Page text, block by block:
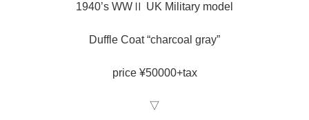
1940’s WWⅡ UK Military model
Duffle Coat “charcoal gray”
price ¥50000+tax
▽